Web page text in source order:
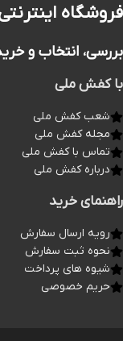
فروشگاه
بررسی، انتخاب و
با کفش ملی
شعب کفش ملی
مجله کفش ملی
تماس با کفش ملی
درباره کفش ملی
راهنمای خرید
رویه ارسال سفارش
نحوه ثبت سفارش
شیوه های پرداخت
حریم خصوصی